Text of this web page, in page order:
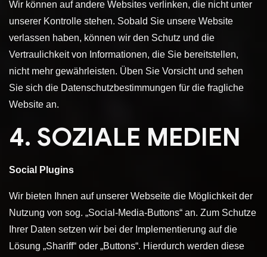
Wir können auf andere Websites verlinken, die nicht unter
unserer Kontrolle stehen. Sobald Sie unsere Website
verlassen haben, können wir den Schutz und die
Vertraulichkeit von Informationen, die Sie bereitstellen,
nicht mehr gewährleisten. Üben Sie Vorsicht und sehen
Sie sich die Datenschutzbestimmungen für die fragliche
Website an.
4. SOZIALE MEDIEN
Social Plugins
Wir bieten Ihnen auf unserer Webseite die Möglichkeit der
Nutzung von sog. „Social-Media-Buttons“ an. Zum Schutze
Ihrer Daten setzen wir bei der Implementierung auf die
Lösung „Shariff“ oder „Buttons“. Hierdurch werden diese